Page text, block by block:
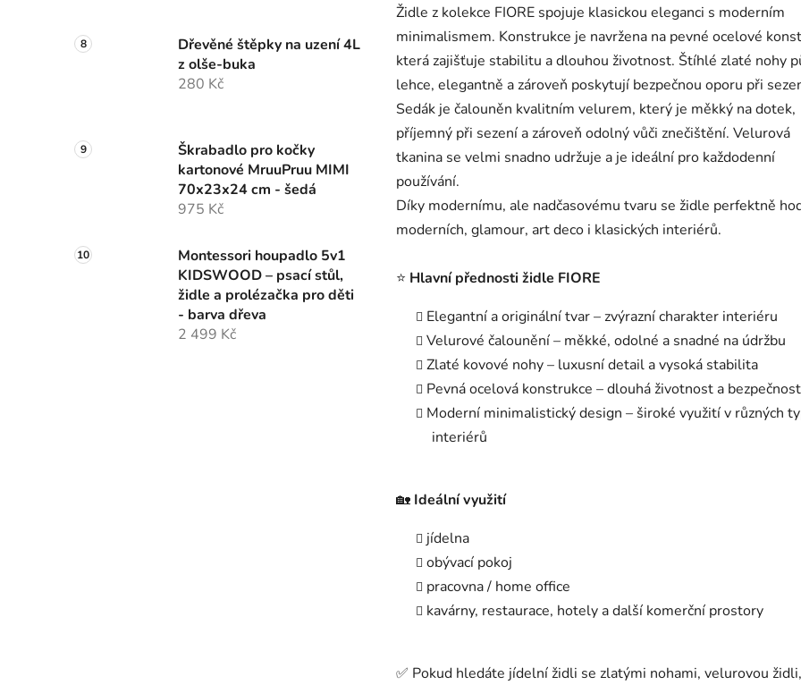
Dřevěné štěpky na uzení 4L
z olše-buka
280 Kč
Škrabadlo pro kočky
kartonové MruuPruu MIMI
70x23x24 cm - šedá
975 Kč
Montessori houpadlo 5v1
KIDSWOOD – psací stůl,
židle a prolézačka pro děti
- barva dřeva
2 499 Kč
Židle z kolekce FIORE spojuje klasickou eleganci s moderním
minimalismem. Konstrukce je navržena na pevné ocelové
která zajišťuje stabilitu a dlouhou životnost. Štíhlé zlaté nohy
lehce, elegantně a zároveň poskytují bezpečnou oporu při
Sedák je čalouněn kvalitním velurem, který je měkký na dotek,
příjemný při sezení a zároveň odolný vůči znečištění. Velurová
tkanina se velmi snadno udržuje a je ideální pro každodenní
používání.
Díky modernímu, ale nadčasovému tvaru se židle perfektně
moderních, glamour, art deco i klasických interiérů.
⭐ Hlavní přednosti židle FIORE
Elegantní a originální tvar – zvýrazní charakter interiéru
Velurové čalounění – měkké, odolné a snadné na údržbu
Zlaté kovové nohy – luxusní detail a vysoká stabilita
Pevná ocelová konstrukce – dlouhá životnost a bezpečnost
Moderní minimalistický design – široké využití v různých
interiérů
🏡 Ideální využití
jídelna
obývací pokoj
pracovna / home office
kavárny, restaurace, hotely a další komerční prostory
✅ Pokud hledáte jídelní židli se zlatými nohami, velurovou židli,